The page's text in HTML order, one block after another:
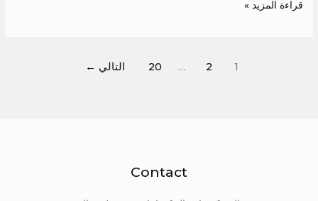
قراءة المزيد »
1
2
…
20 التالي ←
Contact